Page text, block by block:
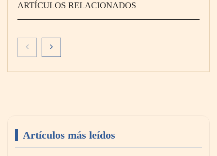
ARTÍCULOS RELACIONADOS
La peluquería felina se consolida como una
especialidad muy demandada en el sector de
Artículos más leídos